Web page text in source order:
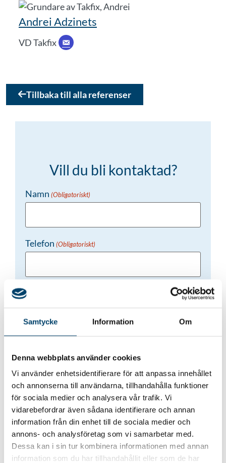
Samtycke Information Om
Denna webbplats använder cookies
Vi använder enhetsidentifierare för att anpassa innehållet
och annonserna till användarna, tillhandahålla funktioner
för sociala medier och analysera vår trafik. Vi
vidarebefordrar även sådana identifierare och annan
information från din enhet till de sociala medier och
annons- och analysföretag som vi samarbetar med.
Dessa kan i sin tur kombinera informationen med annan
information som du har tillhandahållit eller som de har
Andrei Adzinets
VD Takfix
Tillbaka till alla referenser
Vill du bli kontaktad?
Namn (Obligatoriskt)
Telefon (Obligatoriskt)
E-post
Genom att skicka dina uppgifter samtycker du till
vår Integritetspolicy
CAPTCHA